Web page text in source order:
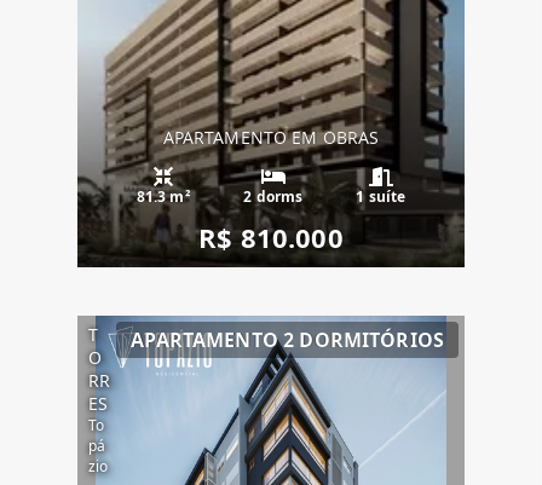
APARTAMENTO EM OBRAS
81.3 m² 2 dorms 1 suíte
R$ 810.000
T
O
RR
ES
To
pá
zio
APARTAMENTO 2 DORMITÓRIOS